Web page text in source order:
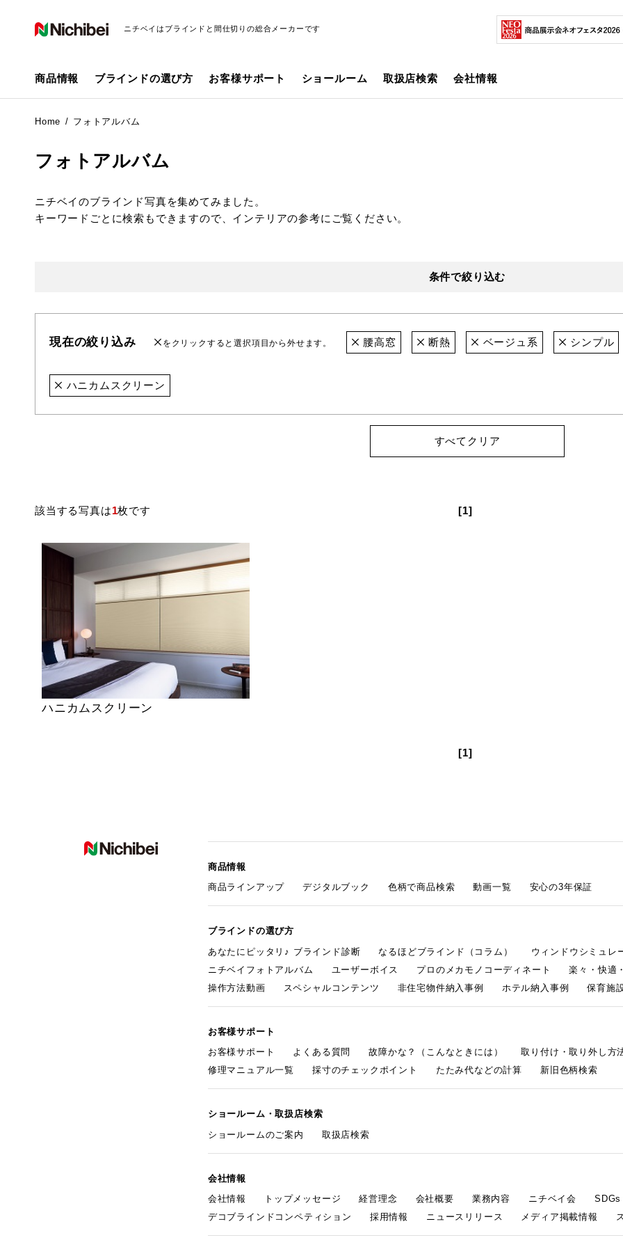
ニチベイはブラインドと間仕切りの総合メーカーです
商品情報 ブラインドの選び方 お客様サポート ショールーム 取扱店検索 会社情報
Home フォトアルバム
フォトアルバム
ニチベイのブラインド写真を集めてみました。
キーワードごとに検索もできますので、インテリアの参考にご覧ください。
条件で絞り込む
現在の絞り込み をクリックすると選択項目から外せます。 腰高窓 断熱 ベージュ系 シンプル
ハニカムスクリーン
すべてクリア
該当する写真は1枚です [1]
ハニカムスクリーン
[1]
商品情報
商品ラインアップ
デジタルブック 色柄で商品検索 動画一覧 安心の3年保証
ブラインドの選び方
あなたにピッタリ♪ ブラインド診断
なるほどブラインド（コラム） ウィンドウシミュレ
ニチベイフォトアルバム
ユーザーボイス プロのメカモノコーディネート 楽々・快適
操作方法動画
スペシャルコンテンツ 非住宅物件納入事例 ホテル納入事例 保育施
お客様サポート
お客様サポート
よくある質問 故障かな？（こんなときには） 取り付け・取り外し方
修理マニュアル一覧
採寸のチェックポイント たたみ代などの計算 新旧色柄検索
ショールーム・取扱店検索
ショールームのご案内
取扱店検索
会社情報
会社情報
トップメッセージ 経営理念 会社概要 業務内容 ニチベイ会 SDGs
デコブラインドコンペティション
採用情報 ニュースリリース メディア掲載情報